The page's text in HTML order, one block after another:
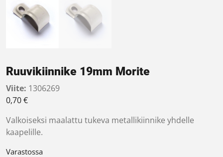
Ruuvikiinnike 19mm Morite
Viite: 1306269
0,70€
Valkoiseksi maalattu tukeva metallikiinnike yhdelle
kaapelille.
Varastossa